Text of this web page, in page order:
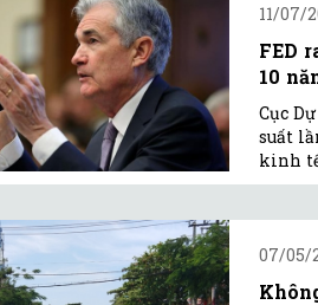
11/07/
FED
10
Cục
suất
kinh
07/05/